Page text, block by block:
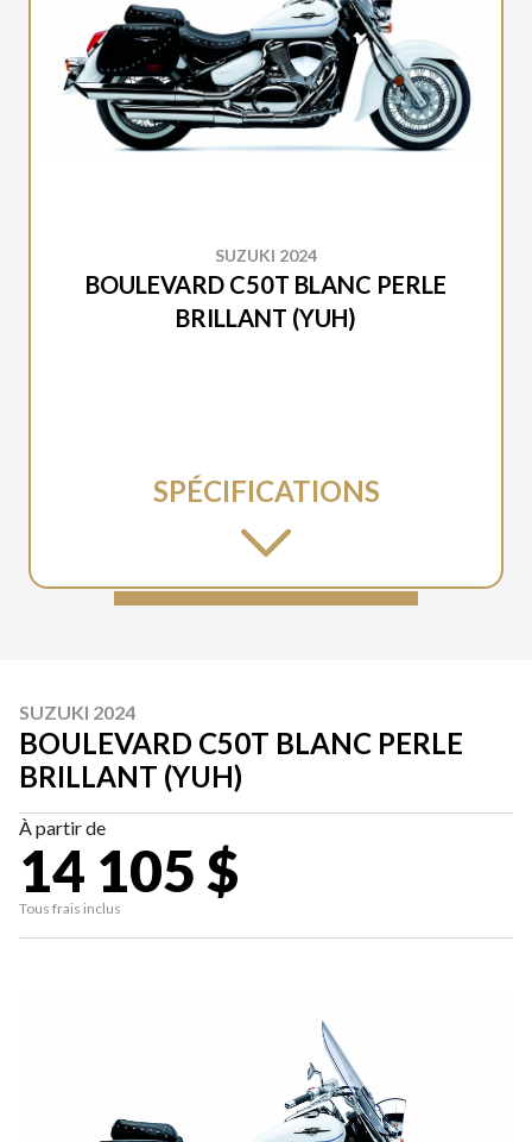
SUZUKI 2024
BOULEVARD C50T BLANC PERLE
BRILLANT (YUH)
SPÉCIFICATIONS
SUZUKI 2024
BOULEVARD C50T BLANC PERLE
BRILLANT (YUH)
À partir de
14 105 $
Tous frais inclus